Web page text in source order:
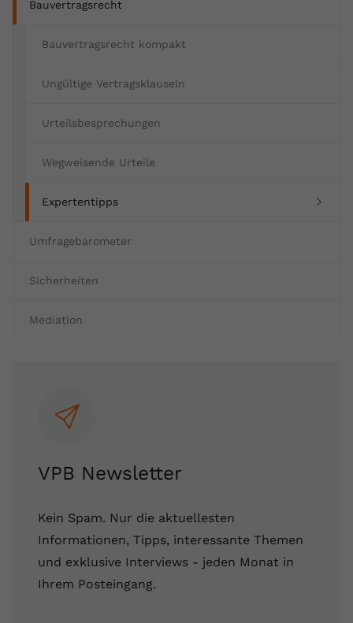
Bauvertragsrecht
Bauvertragsrecht kompakt
Ungültige Vertragsklauseln
Urteilsbesprechungen
Wegweisende Urteile
Expertentipps(current)
Umfragebarometer
Sicherheiten
Mediation
VPB Newsletter
Kein Spam. Nur die aktuellesten
Informationen, Tipps, interessante Themen
und exklusive Interviews - jeden Monat in
Ihrem Posteingang.